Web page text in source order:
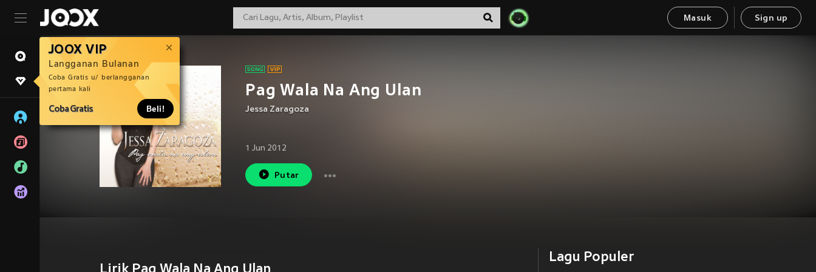
Masuk Sign up
JOOX VIP
Langganan Bulanan
Coba Gratis u/ berlangganan
pertama kali
Coba Gratis Beli!
Pag Wala Na Ang Ulan
Jessa Zaragoza
1 Jun 2012
Putar
Lagu Populer